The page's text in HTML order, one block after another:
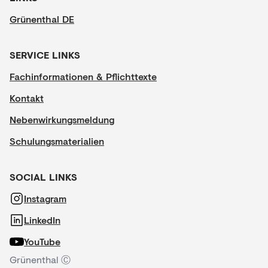
Grünenthal DE
SERVICE LINKS
Fachinformationen & Pflichttexte
Kontakt
Nebenwirkungsmeldung
Schulungsmaterialien
SOCIAL LINKS
Instagram
LinkedIn
YouTube
Grünenthal Ⓒ